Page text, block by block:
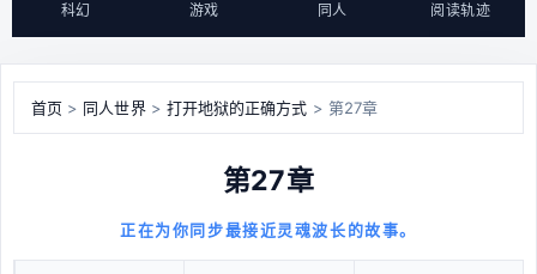
科幻 游戏 同人 阅读轨迹
首页 > 同人世界> 打开地狱的正确方式 > 第27章
第27章
正在为你同步最接近灵魂波长的故事。